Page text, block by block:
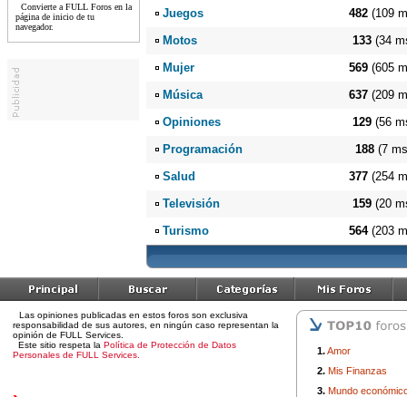
Convierte a FULL Foros en la
página de inicio de tu
navegador.
Juegos
482 (109
Motos
133(34
Mujer
569 (605
Música
637 (209
Opiniones
129(56
Programación
188 (7
Salud
377 (254
Televisión
159(20
Turismo
564(203
Las opiniones publicadas en estos foros son exclusiva
responsabilidad de sus autores, en ningún caso representan la
opinión de FULL Services.
Este sitio respeta la Política de Protección de Datos
Personales de FULL Services.
1. Amor
2. Mis Finanzas
3. Mundo